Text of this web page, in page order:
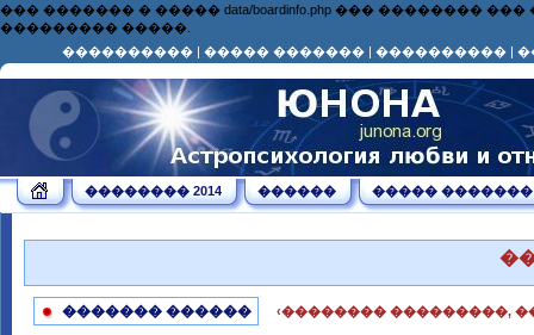
��� ������� � ����� data/boardinfo.php ���
��������� �����.
���������� | ����� ������� | ���������� |
�������� 2014 ������ ����� �������
������� ������ ‹�������� ���������,